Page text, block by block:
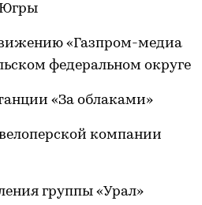
Югры
«Газпром-медиа
федеральном округе
«За облаками»
компании
группы «Урал»